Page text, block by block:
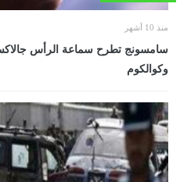
منذ 10 أشهر
سامسونج تطرح سماعة الرأس
وكوالكوم